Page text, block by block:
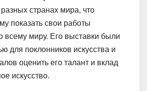
странах мира, что
показать свои работы
всему миру. Его выставки были
для поклонников искусства и
оценить его талант и вклад
искусство.